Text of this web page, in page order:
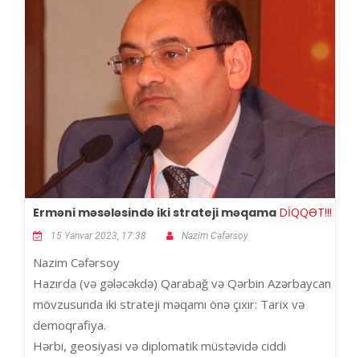
Erməni məsələsində iki strateji məqama DİQQƏT!!!
15 Yanvar 2023, 17:38 Nazim Cəfərsoy
Nazim Cəfərsoy
Hazırda (və gələcəkdə) Qarabağ və Qərbin Azərbaycan
mövzusunda iki strateji məqamı önə çıxır: Tarix və
demoqrafiya.
Hərbi, geosiyasi və diplomatik müstəvidə ciddi